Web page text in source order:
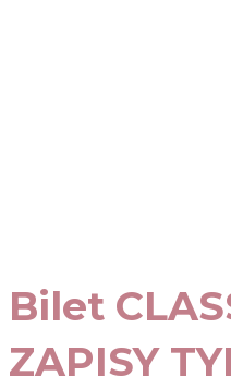
Bilet
ZAPISY